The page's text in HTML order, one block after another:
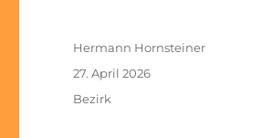
Autor
Hermann Hornsteiner
Veröffentlicht
27. April 2026
Kategorien
Bezirk